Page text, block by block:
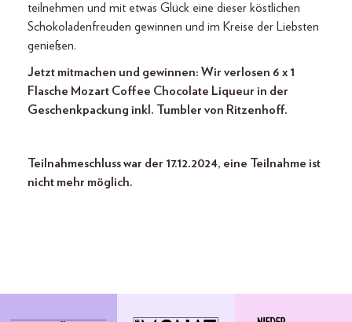
teilnehmen und mit etwas Glück eine dieser köstlichen
Schokoladenfreuden gewinnen und im Kreise der Liebsten
genießen.
Jetzt mitmachen und gewinnen: Wir verlosen 6 x 1
Flasche Mozart Coffee Chocolate Liqueur in der
Geschenkpackung inkl. Tumbler von Ritzenhoff.
Teilnahmeschluss war der 17.12.2024, eine Teilnahme ist
nicht mehr möglich.